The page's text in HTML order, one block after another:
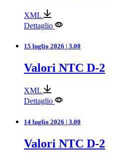
XML
Dettaglio
15 luglio 2026 | 3.00
Valori NTC D-2
XML
Dettaglio
14 luglio 2026 | 3.00
Valori NTC D-2